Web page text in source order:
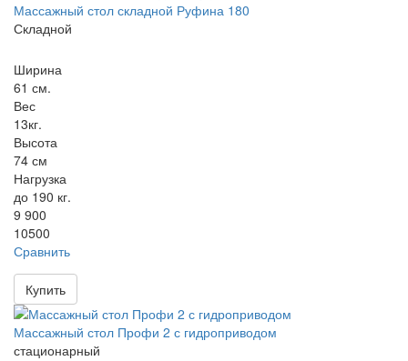
Массажный стол складной Руфина 180
Складной
Ширина
61 см.
Вес
13кг.
Высота
74 см
Нагрузка
до 190 кг.
9 900
10500
Сравнить
Купить
Массажный стол Профи 2 с гидроприводом
стационарный